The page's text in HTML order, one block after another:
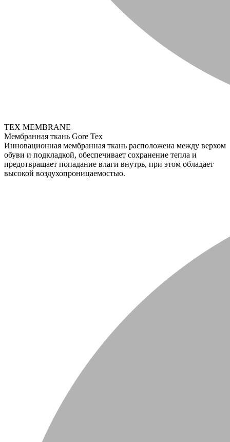
TEX MEMBRANE
Мембранная ткань Gore Tex
Инновационная мембранная ткань расположена между верхом
обуви и подкладкой, обеспечивает сохранение тепла и
предотвращает попадание влаги внутрь, при этом обладает
высокой воздухопроницаемостью.